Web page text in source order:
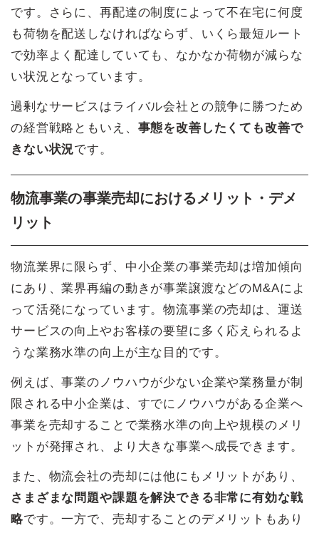
です。さらに、再配達の制度によって不在宅に何度
も荷物を配送しなければならず、いくら最短ルート
で効率よく配達していても、なかなか荷物が減らな
い状況となっています。
過剰なサービスはライバル会社との競争に勝つため
の経営戦略ともいえ、 事態を改善したくても改善で
きない状況です。
物流事業の事業売却におけるメリット・デメ
リット
物流業界に限らず、中小企業の事業売却は増加傾向
にあり、業界再編の動きが事業譲渡などのM&Aによ
って活発になっています。物流事業の売却は、運送
サービスの向上やお客様の要望に多く応えられるよ
うな業務水準の向上が主な目的です。
例えば、事業のノウハウが少ない企業や業務量が制
限される中小企業は、すでにノウハウがある企業へ
事業を売却することで業務水準の向上や規模のメリ
ットが発揮され、より大きな事業へ成長できます。
また、物流会社の売却には他にもメリットがあり、
さまざまな問題や課題を解決できる非常に有効な戦
略です。一方で、売却することのデメリットもあり